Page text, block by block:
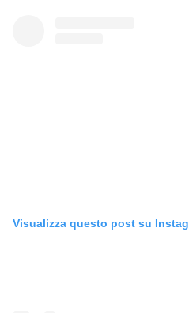
Visualizza questo post su